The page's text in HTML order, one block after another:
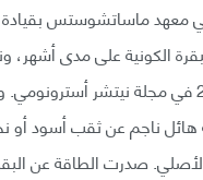
ماساتشوستس بقيادة
الكونية على مدى أشهر،
13 ديسمبر 2021 في مجلة نيتشر
ناجم عن ثقب أسود أو
صدرت الطاقة عن